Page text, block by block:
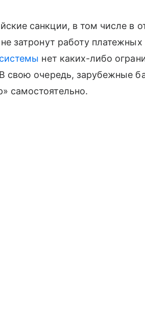
санкции, в том числе в
затронут работу платежных
нет каких-либо
свою очередь, зарубежные
самостоятельно.